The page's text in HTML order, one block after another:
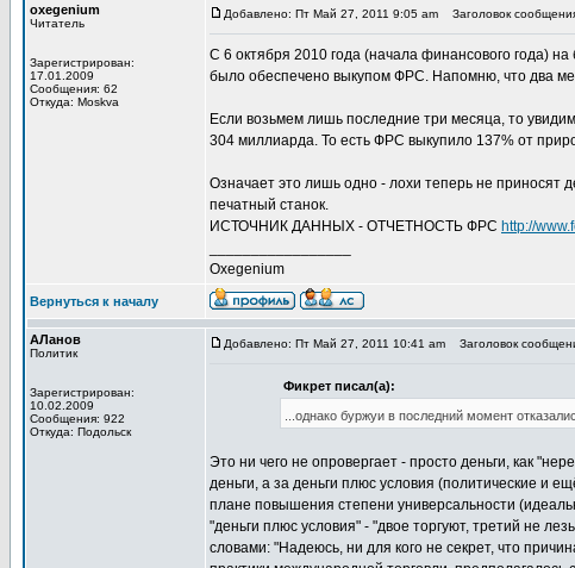
oxegenium
Читатель
Зарегистрирован:
17.01.2009
Сообщения: 62
Откуда: Moskva
Добавлено: Пт Май 27, 2011 9:05 am Заголовок
С 6 октября 2010 года (начала финансового года)
было обеспечено выкупом ФРС. Напомню, что два
Если возьмем лишь последние три месяца, то
304 миллиарда. То есть ФРС выкупило 137% от
Означает это лишь одно - лохи теперь не приносят
печатный станок.
ИСТОЧНИК ДАННЫХ - ОТЧЕТНОСТЬ ФРС http://
Oxegenium
Вернуться к началу
АЛанов
Политик
Зарегистрирован:
10.02.2009
Сообщения: 922
Откуда: Подольск
Добавлено: Пт Май 27, 2011 10:41 am Заголовок
Фикрет писал(а):
...однако буржуи в последний момент
Это ни чего не опровергает - просто деньги, как
деньги, а за деньги плюс условия (политические и
плане повышения степени универсальности
"деньги плюс условия" - "двое торгуют, третий не
словами: "Надеюсь, ни для кого не секрет, что